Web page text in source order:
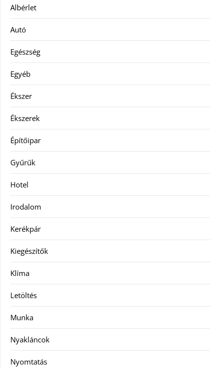
Albérlet
Autó
Egészség
Egyéb
Ékszer
Ékszerek
Építőipar
Gyűrűk
Hotel
Irodalom
Kerékpár
Kiegészítők
Klíma
Letöltés
Munka
Nyakláncok
Nyomtatás